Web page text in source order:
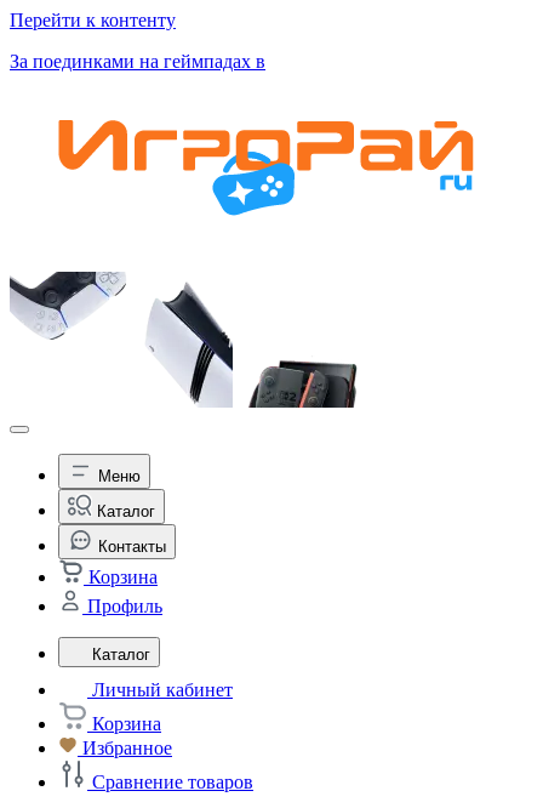
Перейти к контенту
За поединками на геймпадах в
Меню
Каталог
Контакты
Корзина
Профиль
Каталог
Личный кабинет
Корзина
Избранное
Сравнение товаров